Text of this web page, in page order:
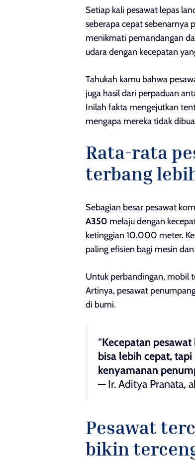
Setiap kali pesawat lepas
seberapa cepat sebenarnya
menikmati pemandangan
udara dengan kecepatan
Tahukah kamu bahwa
juga hasil dari perpaduan
Inilah fakta mengejutkan
mengapa mereka tidak
Rata-rata
terbang
Sebagian besar pesawat
A350 melaju dengan
ketinggian 10.000 meter.
paling efisien bagi mesin
Untuk perbandingan, mobil
Artinya, pesawat
di bumi.
“Kecepatan
bisa lebih cepat,
kenyamanan
—Ir. Aditya Pranata,
Pesawat
bikin